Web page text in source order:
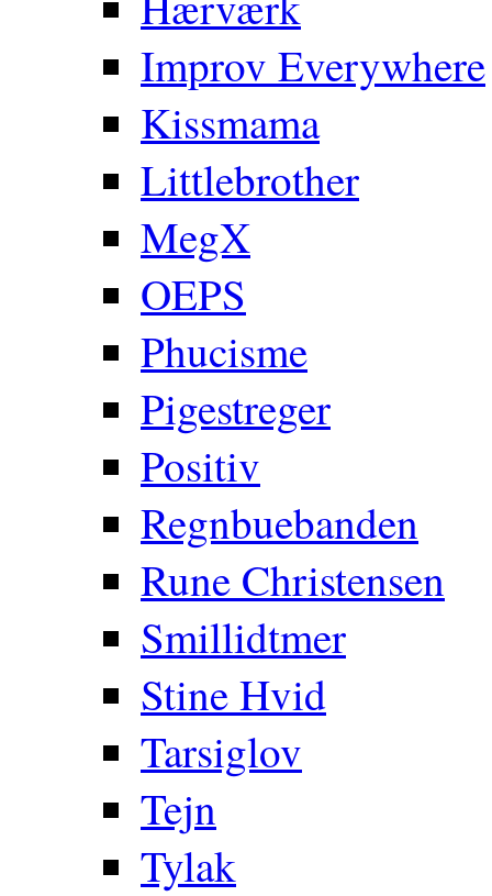
Improv Everywhere
Kissmama
Littlebrother
MegX
OEPS
Phucisme
Pigestreger
Positiv
Regnbuebanden
Rune Christensen
Smillidtmer
Stine Hvid
Tarsiglov
Tejn
Tylak